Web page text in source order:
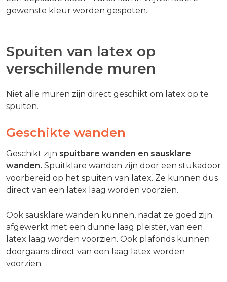
gewenste kleur worden gespoten.
Spuiten van latex op
verschillende muren
Niet alle muren zijn direct geschikt om latex op te
spuiten.
Geschikte wanden
Geschikt zijn spuitbare wanden en sausklare
wanden. Spuitklare wanden zijn door een stukadoor
voorbereid op het spuiten van latex. Ze kunnen dus
direct van een latex laag worden voorzien.
Ook sausklare wanden kunnen, nadat ze goed zijn
afgewerkt met een dunne laag pleister, van een
latex laag worden voorzien. Ook plafonds kunnen
doorgaans direct van een laag latex worden
voorzien.